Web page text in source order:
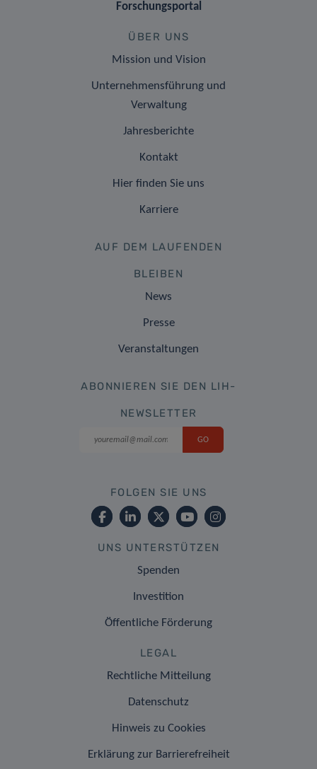
Forschungsportal
ÜBER UNS
Mission und Vision
Unternehmensführung und
Verwaltung
Jahresberichte
Kontakt
Hier finden Sie uns
Karriere
AUF DEM LAUFENDEN
BLEIBEN
News
Presse
Veranstaltungen
ABONNIEREN SIE DEN LIH-
NEWSLETTER
FOLGEN SIE UNS
UNS UNTERSTÜTZEN
Spenden
Investition
Öffentliche Förderung
LEGAL
Rechtliche Mitteilung
Datenschutz
Hinweis zu Cookies
Erklärung zur Barrierefreiheit